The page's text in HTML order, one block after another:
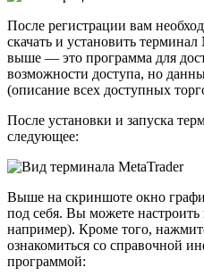
После регистрации вам
скачать и установить
выше — это программа для
возможности доступа, но
(описание всех доступных
После установки и запуска
следующее:
Выше на скриншоте окно
под себя. Вы можете настроить
например). Кроме того,
ознакомиться со справочной
программой: